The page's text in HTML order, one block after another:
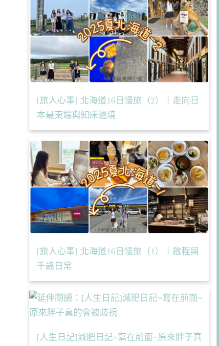
[旅人心事] 北海道16日慢旅（2）｜走向日
本最東端與知床邊境
[旅人心事] 北海道16日慢旅（1）｜啟程與
千歲日常
[人生日記]減肥日記~寫在前面~原來胖子真